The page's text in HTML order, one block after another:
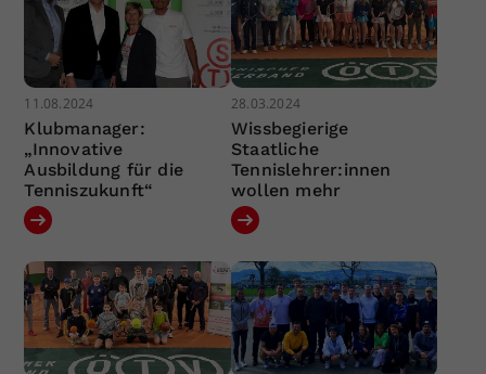
11.08.2024
Klubmanager:
„Innovative
Ausbildung für die
Tenniszukunft“
28.03.2024
Wissbegierige
Staatliche
Tennislehrer:innen
wollen mehr